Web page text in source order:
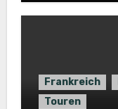
Frankreich
Touren